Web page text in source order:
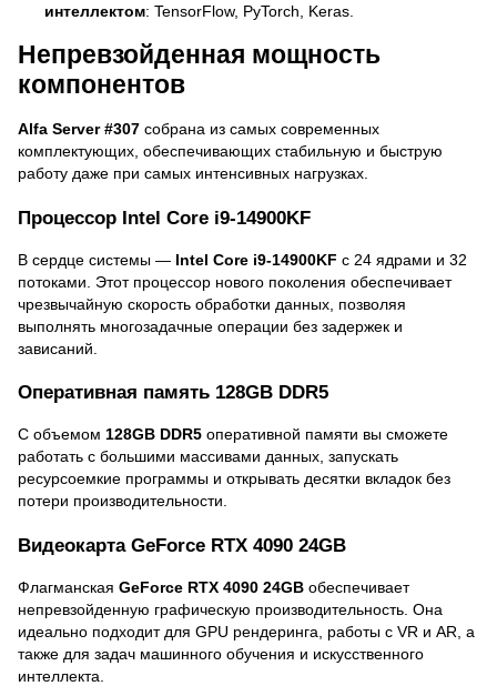
интеллектом: TensorFlow, PyTorch, Keras.
Непревзойденная мощность
компонентов
Alfa Server #307 собрана из самых современных
комплектующих, обеспечивающих стабильную и быструю
работу даже при самых интенсивных нагрузках.
Процессор Intel Core i9-14900KF
В сердце системы — Intel Core i9-14900KF с 24 ядрами и 32
потоками. Этот процессор нового поколения обеспечивает
чрезвычайную скорость обработки данных, позволяя
выполнять многозадачные операции без задержек и
зависаний.
Оперативная память 128GB DDR5
С объемом 128GB DDR5 оперативной памяти вы сможете
работать с большими массивами данных, запускать
ресурсоемкие программы и открывать десятки вкладок без
потери производительности.
Видеокарта GeForce RTX 4090 24GB
Флагманская GeForce RTX 4090 24GB обеспечивает
непревзойденную графическую производительность. Она
идеально подходит для GPU рендеринга, работы с VR и AR, а
также для задач машинного обучения и искусственного
интеллекта.